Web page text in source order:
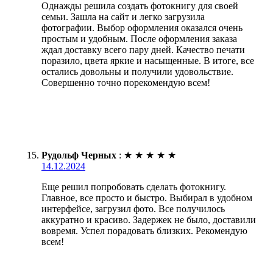
Однажды решила создать фотокнигу для своей
семьи. Зашла на сайт и легко загрузила
фотографии. Выбор оформления оказался очень
простым и удобным. После оформления заказа
ждал доставку всего пару дней. Качество печати
поразило, цвета яркие и насыщенные. В итоге, все
остались довольны и получили удовольствие.
Совершенно точно порекомендую всем!
Рудольф Черных : ★ ★ ★ ★ ★
14.12.2024
Еще решил попробовать сделать фотокнигу.
Главное, все просто и быстро. Выбирал в удобном
интерфейсе, загрузил фото. Все получилось
аккуратно и красиво. Задержек не было, доставили
вовремя. Успел порадовать близких. Рекомендую
всем!